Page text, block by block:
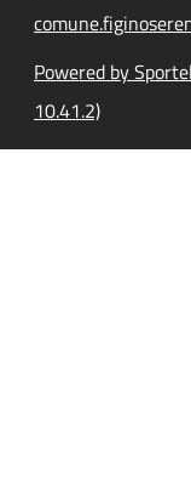
Powered by
10.41.2)